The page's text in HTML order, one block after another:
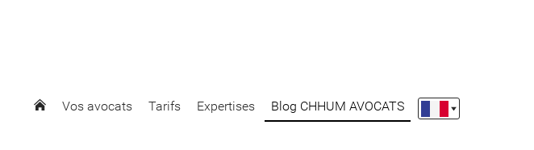
Vos avocats Tarifs Expertises Blog CHHUM AVOCATS